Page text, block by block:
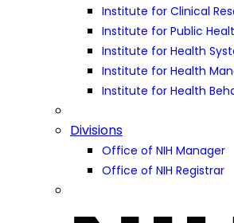
Institute for Clinical
Institute for Public
Institute for Health
Institute for Health
Institute for Health
Divisions
Office of NIH Manager
Office of NIH Registrar